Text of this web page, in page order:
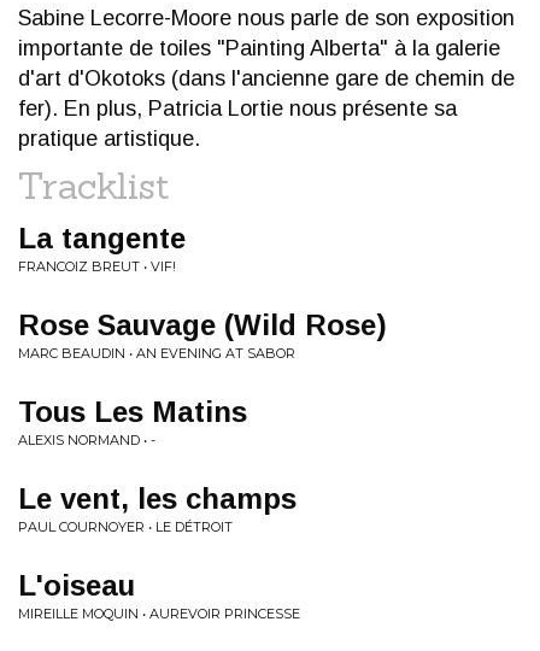
Sabine Lecorre-Moore nous parle de son exposition
importante de toiles "Painting Alberta" à la galerie
d'art d'Okotoks (dans l'ancienne gare de chemin de
fer). En plus, Patricia Lortie nous présente sa
pratique artistique.
Tracklist
La tangente
FRANCOIZ BREUT • VIF!
Rose Sauvage (Wild Rose)
MARC BEAUDIN • AN EVENING AT SABOR
Tous Les Matins
ALEXIS NORMAND • -
Le vent, les champs
PAUL COURNOYER • LE DÉTROIT
L'oiseau
MIREILLE MOQUIN • AUREVOIR PRINCESSE